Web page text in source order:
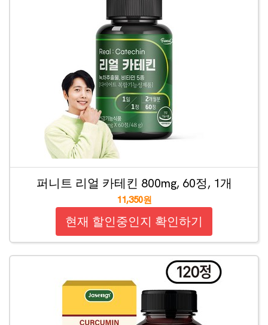
퍼니트 리얼 카테킨 800mg, 60정, 1개
11,350원
현재 할인중인지 확인하기